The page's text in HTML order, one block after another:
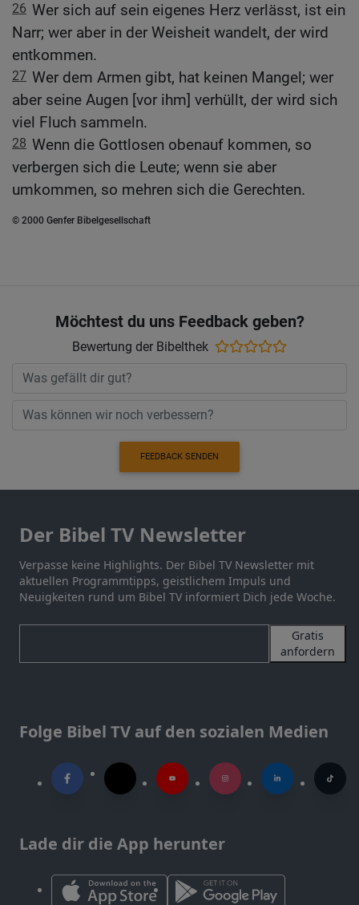
26 Wer sich auf sein eigenes Herz verlässt, ist ein
Narr; wer aber in der Weisheit wandelt, der wird
entkommen.
27 Wer dem Armen gibt, hat keinen Mangel; wer
aber seine Augen [vor ihm] verhüllt, der wird sich
viel Fluch sammeln.
28 Wenn die Gottlosen obenauf kommen, so
verbergen sich die Leute; wenn sie aber
umkommen, so mehren sich die Gerechten.
© 2000 Genfer Bibelgesellschaft
Möchtest du uns Feedback geben?
Bewertung der Bibelthek
FEEDBACK SENDEN
Der Bibel TV Newsletter
Verpasse keine Highlights. Der Bibel TV Newsletter mit
aktuellen Programmtipps, geistlichem Impuls und
Neuigkeiten rund um Bibel TV informiert Dich jede Woche.
Gratis
anfordern
Folge Bibel TV auf den sozialen Medien
Lade dir die App herunter